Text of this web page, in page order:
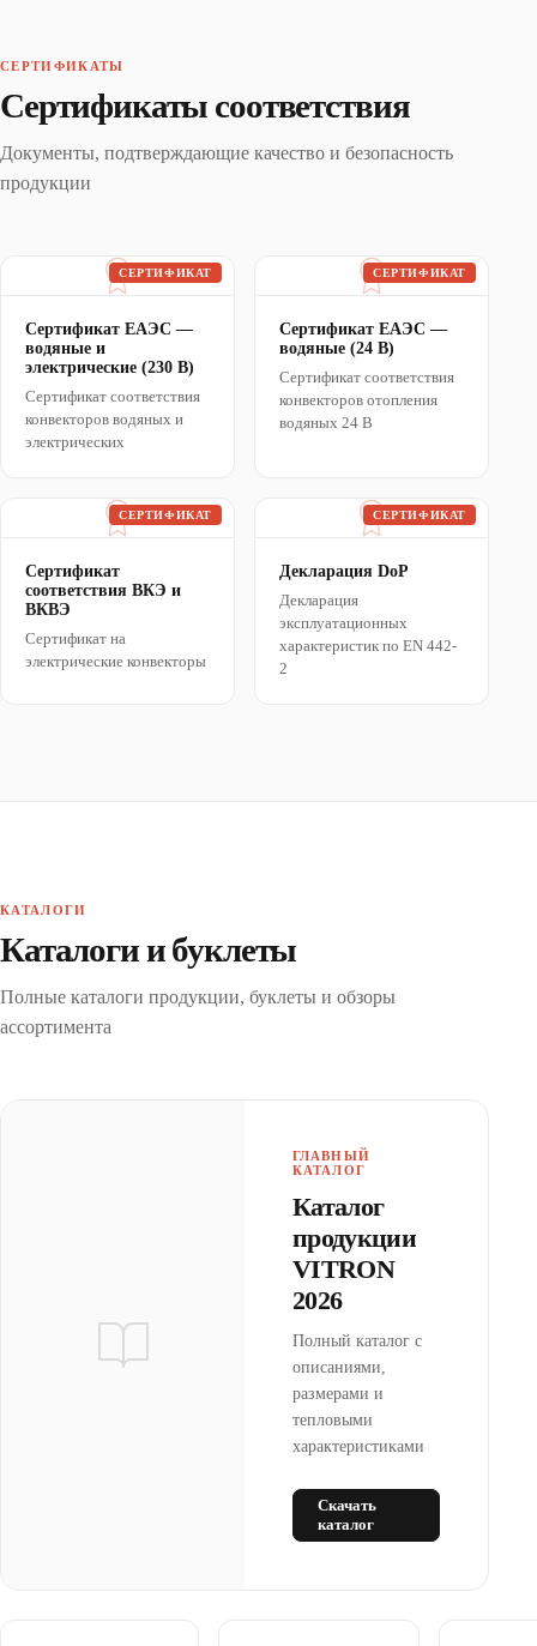
СЕРТИФИКАТЫ
Сертификаты соответствия
Документы, подтверждающие качество и безопасность
продукции
СЕРТИФИКАТ
Сертификат ЕАЭС —
водяные и
электрические (230 В)
Сертификат соответствия
конвекторов водяных и
электрических
СЕРТИФИКАТ
Сертификат ЕАЭС —
водяные (24 В)
Сертификат соответствия
конвекторов отопления
водяных 24 В
СЕРТИФИКАТ
Сертификат
соответствия ВКЭ и
ВКВЭ
Сертификат на
электрические конвекторы
СЕРТИФИКАТ
Декларация DoP
Декларация
эксплуатационных
характеристик по EN 442-
2
КАТАЛОГИ
Каталоги и буклеты
Полные каталоги продукции, буклеты и обзоры
ассортимента
ГЛАВНЫЙ
КАТАЛОГ
Каталог
продукции
VITRON
2026
Полный каталог с
описаниями,
размерами и
тепловыми
характеристиками
Скачать
каталог